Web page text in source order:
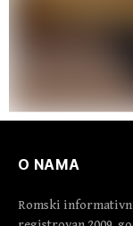
O NAMA
Romski informativni